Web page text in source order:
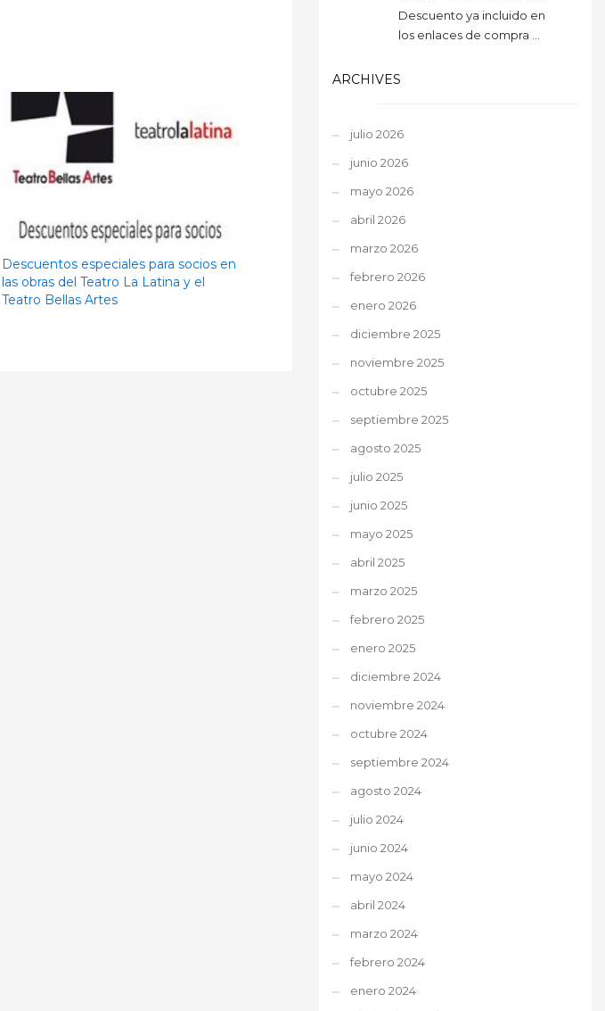
Descuentos especiales para socios en
las obras del Teatro La Latina y el
Teatro Bellas Artes
Descuento ya incluido en
los enlaces de compra ...
ARCHIVES
julio 2026
junio 2026
mayo 2026
abril 2026
marzo 2026
febrero 2026
enero 2026
diciembre 2025
noviembre 2025
octubre 2025
septiembre 2025
agosto 2025
julio 2025
junio 2025
mayo 2025
abril 2025
marzo 2025
febrero 2025
enero 2025
diciembre 2024
noviembre 2024
octubre 2024
septiembre 2024
agosto 2024
julio 2024
junio 2024
mayo 2024
abril 2024
marzo 2024
febrero 2024
enero 2024